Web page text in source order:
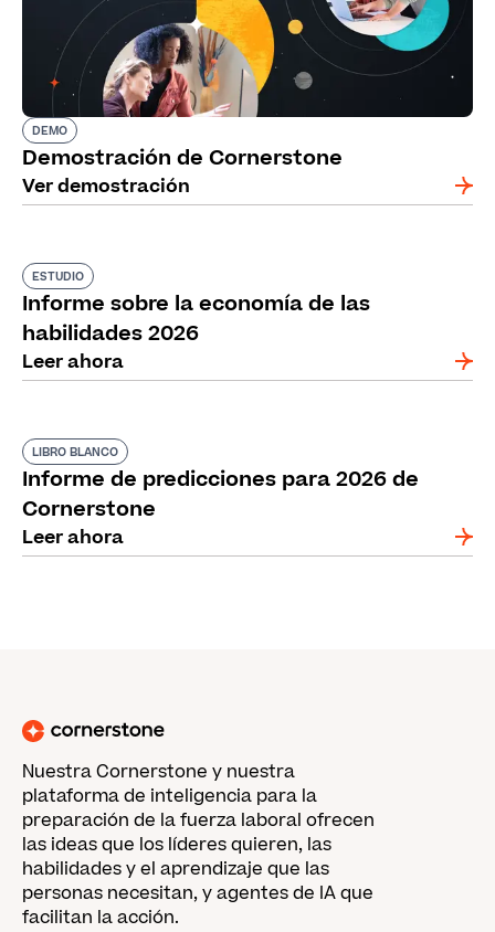
DEMO
Demostración de Cornerstone
Ver demostración
ESTUDIO
Informe sobre la economía de las
habilidades 2026
Leer ahora
LIBRO BLANCO
Informe de predicciones para 2026 de
Cornerstone
Leer ahora
Nuestra Cornerstone y nuestra
plataforma de inteligencia para la
preparación de la fuerza laboral ofrecen
las ideas que los líderes quieren, las
habilidades y el aprendizaje que las
personas necesitan, y agentes de IA que
facilitan la acción.